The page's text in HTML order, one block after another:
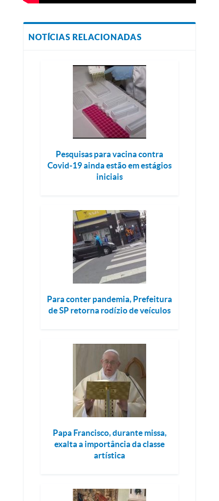
NOTÍCIAS RELACIONADAS
Pesquisas para vacina contra
Covid-19 ainda estão em estágios
iniciais
Para conter pandemia, Prefeitura
de SP retorna rodízio de veículos
Papa Francisco, durante missa,
exalta a importância da classe
artística